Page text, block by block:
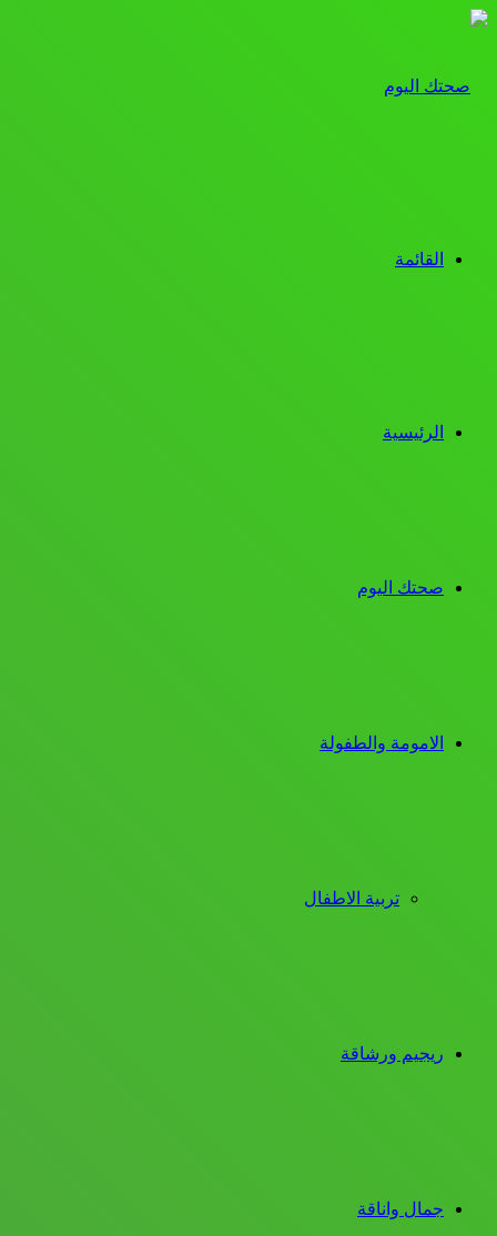
القائمة
الرئيسية
صحتك اليوم
الامومة والطفولة
تربية الاطفال
ريجيم ورشاقة
جمال واناقة